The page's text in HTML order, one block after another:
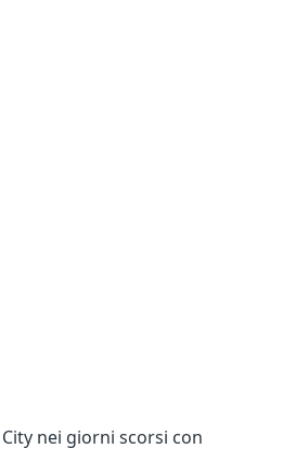
nei giorni scorsi con